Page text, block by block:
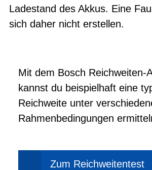
Ladestand des Akkus. Eine
sich daher nicht erstellen.
Mit dem Bosch Reichweiten-
kannst du beispielhaft eine
Reichweite unter
Rahmenbedingungen
Zum Reichweitentest